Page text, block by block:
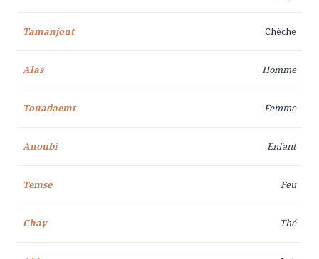
Tamanjout Chèche
Alas Homme
Touadaemt Femme
Anoubi Enfant
Temse Feu
Chay Thé